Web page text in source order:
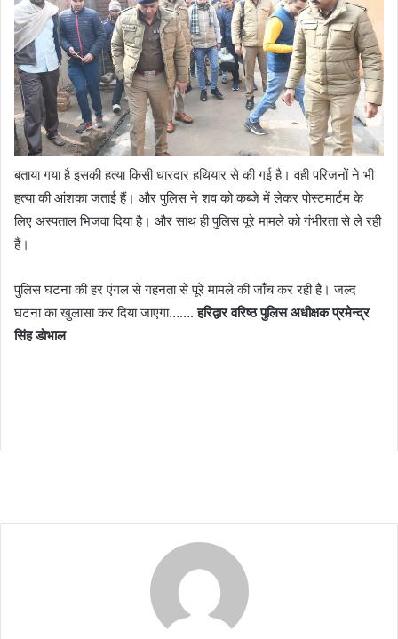
बताया गया है इसकी हत्या किसी धारदार हथियार से की गई है। वही परिजनों ने भी
हत्या की आंशका जताई हैं। और पुलिस ने शव को कब्जे में लेकर पोस्टमार्टम के
लिए अस्पताल भिजवा दिया है। और साथ ही पुलिस पूरे मामले को गंभीरता से ले रही
हैं।
पुलिस घटना की हर एंगल से गहनता से पूरे मामले की जाँच कर रही है। जल्द
घटना का खुलासा कर दिया जाएगा…….हरिद्वार वरिष्ठ पुलिस अधीक्षक प्रमेन्द्र
सिंह डोभाल